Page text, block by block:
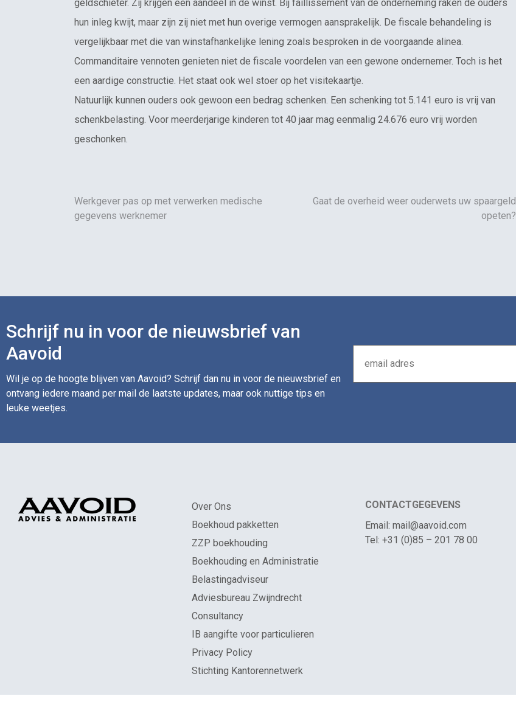
geldschieter. Zij krijgen een aandeel in de winst. Bij faillissement van de onderneming raken de ouders
hun inleg kwijt, maar zijn zij niet met hun overige vermogen aansprakelijk. De fiscale behandeling is
vergelijkbaar met die van winstafhankelijke lening zoals besproken in de voorgaande alinea.
Commanditaire vennoten genieten niet de fiscale voordelen van een gewone ondernemer. Toch is het
een aardige constructie. Het staat ook wel stoer op het visitekaartje.
Natuurlijk kunnen ouders ook gewoon een bedrag schenken. Een schenking tot 5.141 euro is vrij van
schenkbelasting. Voor meerderjarige kinderen tot 40 jaar mag eenmalig 24.676 euro vrij worden
geschonken.
Werkgever pas op met verwerken medische
gegevens werknemer
Gaat de overheid weer ouderwets uw spaargeld
opeten?
Schrijf nu in voor de nieuwsbrief van
Aavoid
Wil je op de hoogte blijven van Aavoid? Schrijf dan nu in voor de nieuwsbrief en
ontvang iedere maand per mail de laatste updates, maar ook nuttige tips en
leuke weetjes.
Over Ons
Boekhoud pakketten
ZZP boekhouding
Boekhouding en Administratie
Belastingadviseur
Adviesbureau Zwijndrecht
Consultancy
IB aangifte voor particulieren
Privacy Policy
Stichting Kantorennetwerk
CONTACTGEGEVENS
Email: mail@aavoid.com
Tel: +31 (0)85 – 201 78 00